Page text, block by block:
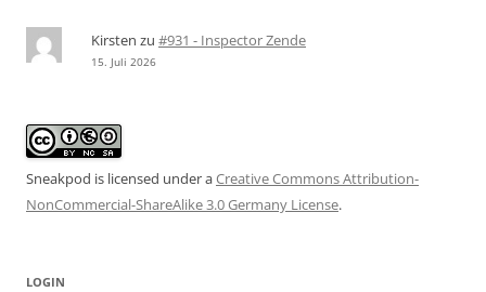
Kirsten zu #931 - Inspector Zende
15. Juli 2026
Sneakpod is licensed under aCreative Commons Attribution-
NonCommercial-ShareAlike 3.0 Germany License.
LOGIN